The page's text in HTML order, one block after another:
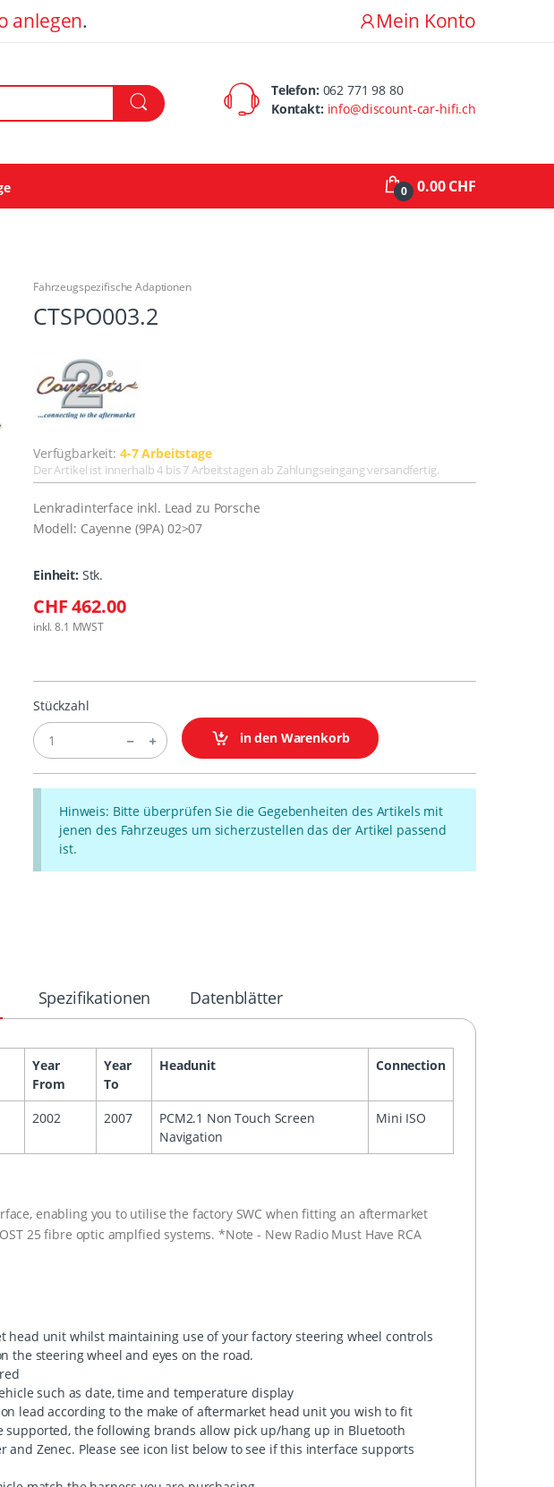
anlegen. Mein Konto
Telefon: 062 771 98 80
Kontakt: info@discount-car-hifi.ch
0 0.00 CHF
Fahrzeugspezifische Adaptionen
CTSPO003.2
Verfügbarkeit: 4-7 Arbeitstage
Der Artikel ist innerhalb 4 bis 7 Arbeitstagen ab Zahlungseingang versandfertig.
Lenkradinterface inkl. Lead zu Porsche
Modell: Cayenne (9PA) 02>07
Einheit: Stk.
CHF 462.00
inkl. 8.1 MWST
Stückzahl
in den Warenkorb
Hinweis: Bitte überprüfen Sie die Gegebenheiten des Artikels mit
jenen des Fahrzeuges um sicherzustellen das der Artikel passend
ist.
Spezifikationen Datenblätter
Year
From
Year
To
Headunit Connection
2002 2007
PCM2.1 Non Touch Screen
Navigation
Mini ISO
enabling you to utilise the factory SWC when fitting an aftermarket
25 fibre optic amplfied systems. *Note - New Radio Must Have RCA
head unit whilst maintaining use of your factory steering wheel controls
the steering wheel and eyes on the road.
such as date, time and temperature display
lead according to the make of aftermarket head unit you wish to fit
supported, the following brands allow pick up/hang up in Bluetooth
and Zenec. Please see icon list below to see if this interface supports